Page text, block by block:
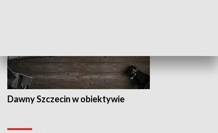
Dawny Szczecin w obiektywie